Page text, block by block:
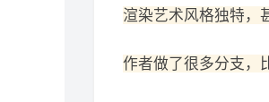
渲染艺术风格独特，
作者做了很多分支，